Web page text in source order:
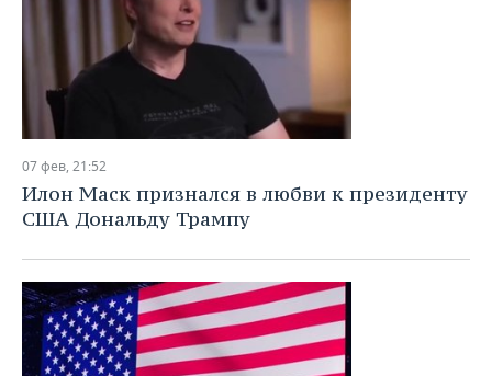
07 фев, 21:52
Илон Маск признался в любви к президенту
США Дональду Трампу